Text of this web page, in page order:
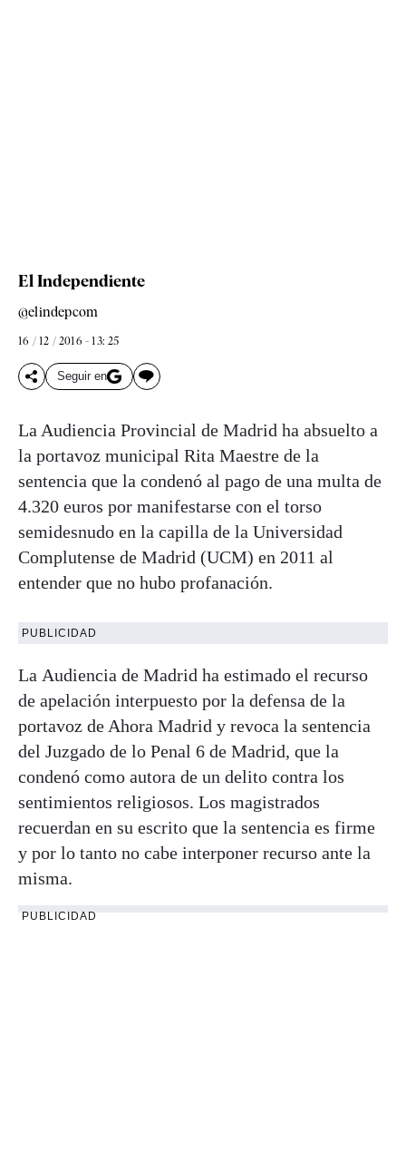
El Independiente
@elindepcom
16 / 12 / 2016 - 13: 25
Seguir en
La Audiencia Provincial de Madrid ha absuelto a
la portavoz municipal Rita Maestre de la
sentencia que la condenó al pago de una multa de
4.320 euros por manifestarse con el torso
semidesnudo en la capilla de la Universidad
Complutense de Madrid (UCM) en 2011 al
entender que no hubo profanación.
PUBLICIDAD
La Audiencia de Madrid ha estimado el recurso
de apelación interpuesto por la defensa de la
portavoz de Ahora Madrid y revoca la sentencia
del Juzgado de lo Penal 6 de Madrid, que la
condenó como autora de un delito contra los
sentimientos religiosos. Los magistrados
recuerdan en su escrito que la sentencia es firme
y por lo tanto no cabe interponer recurso ante la
misma.
PUBLICIDAD